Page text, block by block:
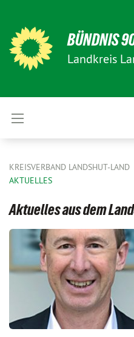
BÜNDNIS
Landkreis
KREISVERBAND LANDSHUT-LAND
AKTUELLES
Aktuelles aus dem